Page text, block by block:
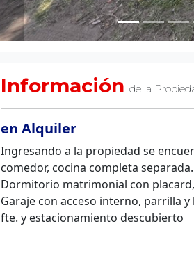
Información de la
en Alquiler
Ingresando a la propiedad se
comedor, cocina completa separada.
Dormitorio matrimonial con
Garaje con acceso interno, parrilla
fte. y estacionamiento descubierto